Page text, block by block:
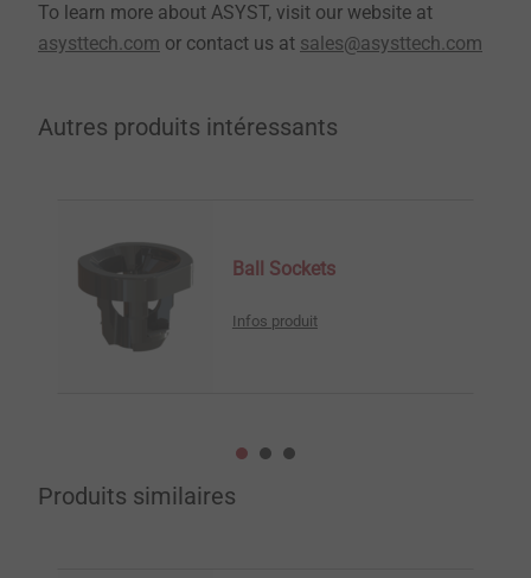
To learn more about ASYST, visit our website at
asysttech.com or contact us at sales@asysttech.com
Autres produits intéressants
Ball Sockets
Infos produit
Produits similaires